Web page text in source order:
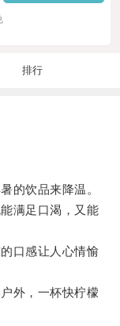
排行
饮品来降温。
满足口渴，又能
口感让人心情愉
外，一杯快柠檬